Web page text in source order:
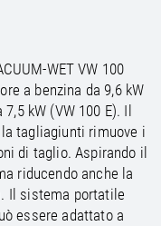
DE
FR
EN
WET VW 100
a benzina da 9,6 kW
kW (VW 100 E). Il
tagliagiunti rimuove i
di taglio. Aspirando il
riducendo anche la
Il sistema portatile
essere adattato a